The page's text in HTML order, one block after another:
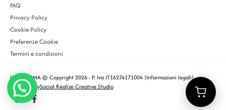
FAQ
Privacy Policy
Cookie Policy
Preferenze Cookie
Termini e condizioni
URBS ROMA © Copyright 2026 - P. Iva IT16274171004 |Informazioni legali|
Designed bySocial Realize Creative Studio